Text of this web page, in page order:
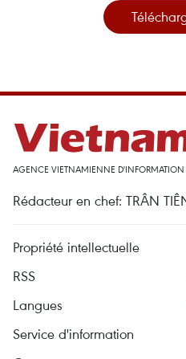
AGENCE VIETNAMIENNE
Rédacteur en chef: TRÂN
Propriété intellectuelle
RSS
Langues
Service d'information